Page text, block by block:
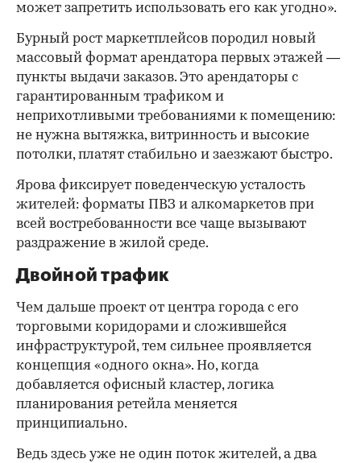
может запретить использовать его как угодно».
Бурный рост маркетплейсов породил новый
массовый формат арендатора первых этажей —
пункты выдачи заказов. Это арендаторы с
гарантированным трафиком и
неприхотливыми требованиями к помещению:
не нужна вытяжка, витринность и высокие
потолки, платят стабильно и заезжают быстро.
Ярова фиксирует поведенческую усталость
жителей: форматы ПВЗ и алкомаркетов при
всей востребованности все чаще вызывают
раздражение в жилой среде.
Двойной трафик
Чем дальше проект от центра города с его
торговыми коридорами и сложившейся
инфраструктурой, тем сильнее проявляется
концепция «одного окна». Но, когда
добавляется офисный кластер, логика
планирования ретейла меняется
принципиально.
Ведь здесь уже не один поток жителей, а два